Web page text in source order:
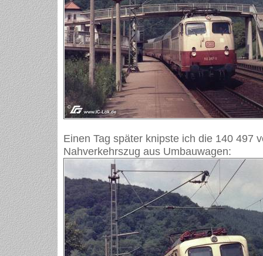
Einen Tag später knipste ich die 140 497
Nahverkehrszug aus Umbauwagen: